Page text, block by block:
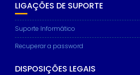
LIGAÇÕES DE SUPORTE
Suporte Informático
Recuperar a password
DISPOSIÇÕES LEGAIS